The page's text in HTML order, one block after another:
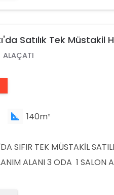
ARAYINIZ. ÇEŞME
Satılık Tek Müstakil
ALAÇATI
140m²
SIFIR TEK MÜSTAKİL
ALANI 3 ODA 1 SALON